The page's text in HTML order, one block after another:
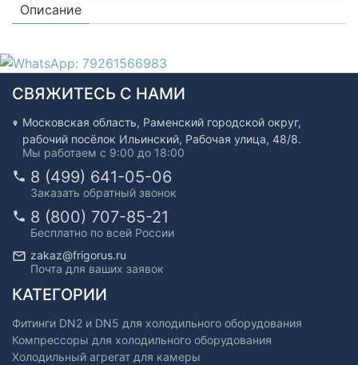
Описание
СВЯЖИТЕСЬ С НАМИ
Московская область, Раменский городской округ,
рабочий посёлок Ильинский, Рабочая улица, 48/8.
Мы работаем с 9:00 до 18:00
8 (499) 641-05-06
Заказать обратный звонок
8 (800) 707-85-21
Бесплатно по всей России
zakaz@frigorus.ru
Почта для ваших заявок
КАТЕГОРИИ
Фитинги DN2 и DN5 для холодильного оборудования
Компрессоры для холодильного оборудования
Холодильный агрегат для камеры